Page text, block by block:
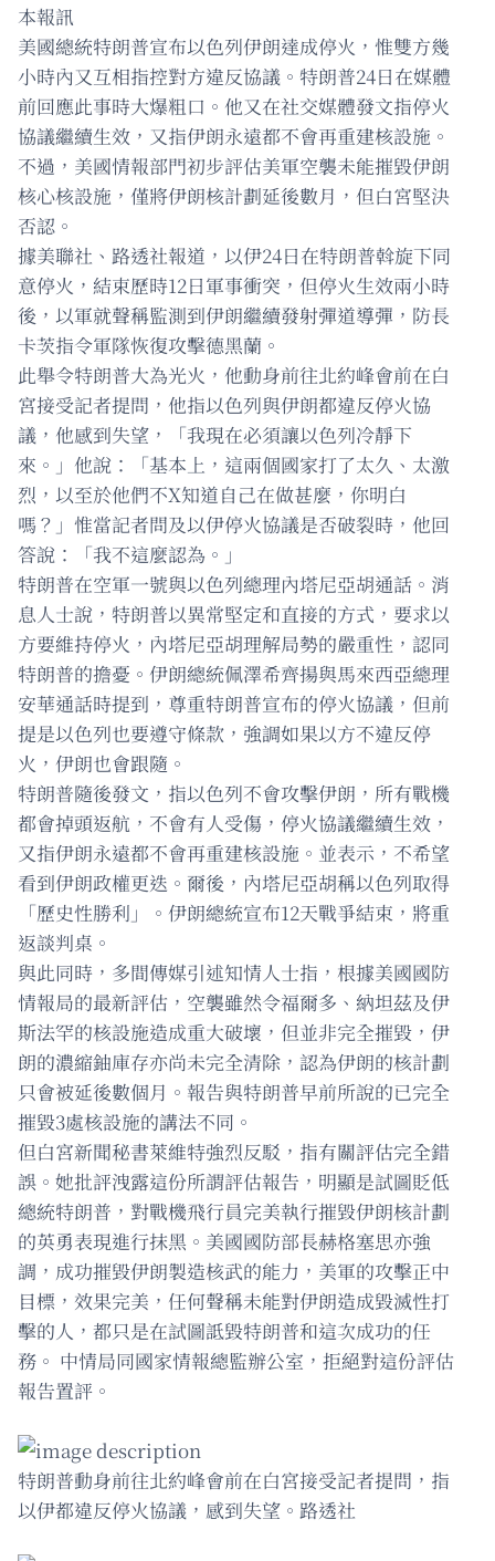
本報訊
美國總統特朗普宣布以色列伊朗達成停火，惟雙方幾
小時內又互相指控對方違反協議。特朗普24日在媒體
前回應此事時大爆粗口。他又在社交媒體發文指停火
協議繼續生效，又指伊朗永遠都不會再重建核設施。
不過，美國情報部門初步評估美軍空襲未能摧毀伊朗
核心核設施，僅將伊朗核計劃延後數月，但白宮堅決
否認。
據美聯社、路透社報道，以伊24日在特朗普斡旋下同
意停火，結束歷時12日軍事衝突，但停火生效兩小時
後，以軍就聲稱監測到伊朗繼續發射彈道導彈，防長
卡茨指令軍隊恢復攻擊德黑蘭。
此舉令特朗普大為光火，他動身前往北約峰會前在白
宮接受記者提問，他指以色列與伊朗都違反停火協
議，他感到失望，「我現在必須讓以色列冷靜下
來。」他說：「基本上，這兩個國家打了太久、太激
烈，以至於他們不X知道自己在做甚麼，你明白
嗎？」惟當記者問及以伊停火協議是否破裂時，他回
答說：「我不這麼認為。」
特朗普在空軍一號與以色列總理內塔尼亞胡通話。消
息人士說，特朗普以異常堅定和直接的方式，要求以
方要維持停火，內塔尼亞胡理解局勢的嚴重性，認同
特朗普的擔憂。伊朗總統佩澤希齊揚與馬來西亞總理
安華通話時提到，尊重特朗普宣布的停火協議，但前
提是以色列也要遵守條款，強調如果以方不違反停
火，伊朗也會跟隨。
特朗普隨後發文，指以色列不會攻擊伊朗，所有戰機
都會掉頭返航，不會有人受傷，停火協議繼續生效，
又指伊朗永遠都不會再重建核設施。並表示，不希望
看到伊朗政權更迭。爾後，內塔尼亞胡稱以色列取得
「歷史性勝利」。伊朗總統宣布12天戰爭結束，將重
返談判桌。
與此同時，多間傳媒引述知情人士指，根據美國國防
情報局的最新評估，空襲雖然令福爾多、納坦茲及伊
斯法罕的核設施造成重大破壞，但並非完全摧毀，伊
朗的濃縮鈾庫存亦尚未完全清除，認為伊朗的核計劃
只會被延後數個月。報告與特朗普早前所說的已完全
摧毀3處核設施的講法不同。
但白宮新聞秘書萊維特強烈反駁，指有關評估完全錯
誤。她批評洩露這份所謂評估報告，明顯是試圖貶低
總統特朗普，對戰機飛行員完美執行摧毀伊朗核計劃
的英勇表現進行抹黑。美國國防部長赫格塞思亦強
調，成功摧毀伊朗製造核武的能力，美軍的攻擊正中
目標，效果完美，任何聲稱未能對伊朗造成毀滅性打
擊的人，都只是在試圖詆毀特朗普和這次成功的任
務。 中情局同國家情報總監辦公室，拒絕對這份評估
報告置評。
特朗普動身前往北約峰會前在白宮接受記者提問，指
以伊都違反停火協議，感到失望。路透社